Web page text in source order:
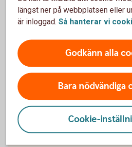
Mer om Sparbanken
Bankens historia
Sparbanken Tranemo grundades
Mycket vatten har runnit under
längst ner på webbplatsen eller
är inloggad. Så hanterar vi
Godkänn alla
Bara nödvändiga
Cookie-